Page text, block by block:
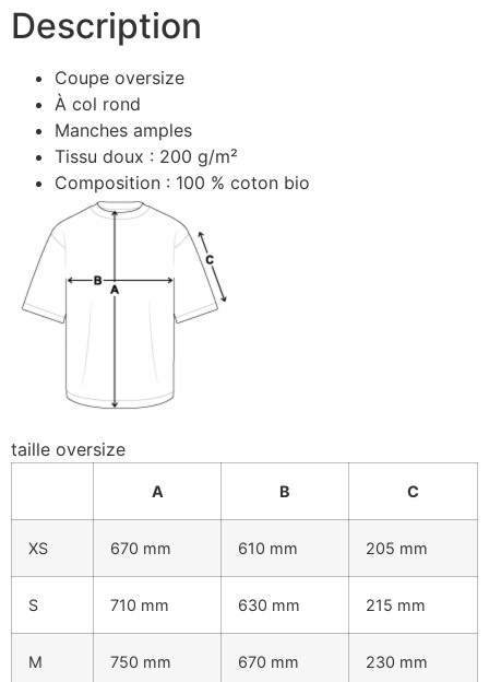
Description
Coupe oversize
À col rond
Manches amples
Tissu doux : 200 g/m²
Composition : 100 % coton bio
taille oversize
A B C
XS 670 mm 610 mm 205 mm
S 710 mm 630 mm 215 mm
M 750 mm 670 mm 230 mm